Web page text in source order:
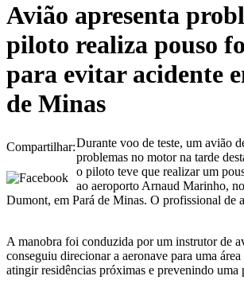
Avião apresenta
piloto realiza pouso
para evitar acidente
de Minas
Compartilhar:Durante voo de teste, um avião
problemas no motor na tarde
o piloto teve que realizar um
ao aeroporto Arnaud Marinho,
Dumont, em Pará de Minas. O profissional de
A manobra foi conduzida por um instrutor de
conseguiu direcionar a aeronave para uma
atingir residências próximas e prevenindo uma